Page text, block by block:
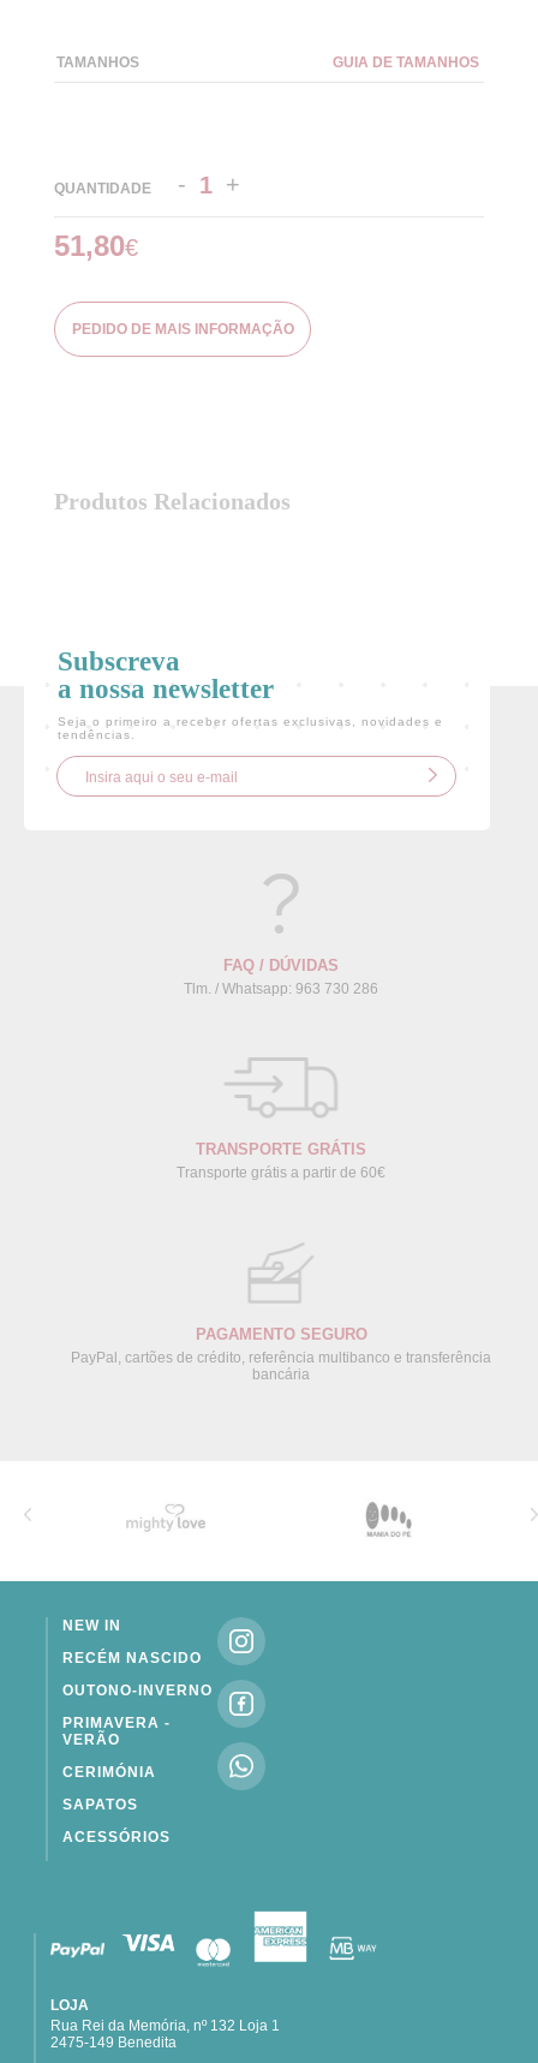
CRIAR NOVO CLIENTE
TAMANHOS GUIA DE TAMANHOS
QUANTIDADE - +
51,80€
PEDIDO DE MAIS INFORMAÇÃO
Produtos Relacionados
Subscreva
a nossa newsletter
Seja o primeiro a receber ofertas exclusivas, novidades e
tendências.
FAQ / DÚVIDAS
Tlm. / Whatsapp: 963 730 286
TRANSPORTE GRÁTIS
Transporte grátis a partir de 60€
PAGAMENTO SEGURO
PayPal, cartões de crédito, referência multibanco e transferência
bancária
NEW IN
RECÉM NASCIDO
OUTONO-INVERNO
PRIMAVERA -
VERÃO
CERIMÓNIA
SAPATOS
ACESSÓRIOS
LOJA
Rua Rei da Memória, nº 132 Loja 1
2475-149 Benedita